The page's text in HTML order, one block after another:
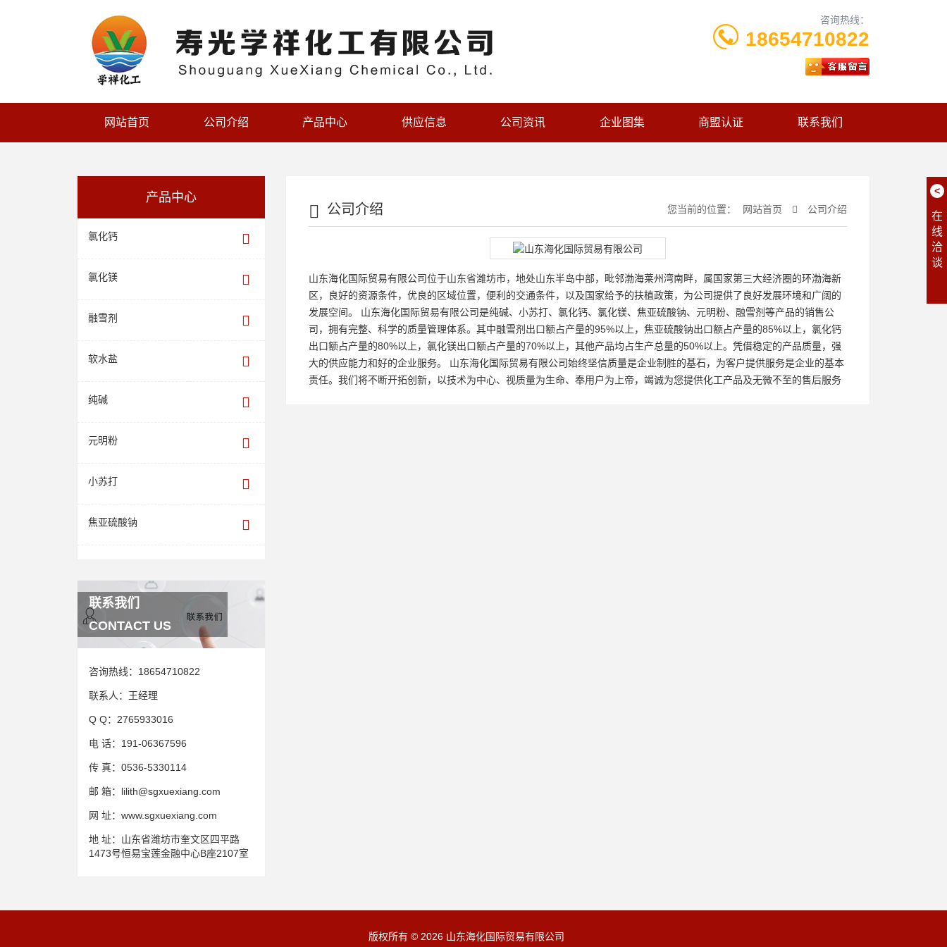
咨询热线：
18654710822
网站首页 公司介绍 产品中心 供应信息 公司资讯 企业图集 商盟认证 联系我们
产品中心
氯化钙
氯化镁
融雪剂
软水盐
纯碱
元明粉
小苏打
焦亚硫酸钠
联系我们
CONTACT US
咨询热线： 18654710822
联系人： 王经理
Q Q： 2765933016
电 话： 191-06367596
传 真： 0536-5330114
邮 箱： lilith@sgxuexiang.com
网 址： www.sgxuexiang.com
地 址： 山东省潍坊市奎文区四平路
1473号恒易宝莲金融中心B座2107室
公司介绍 您当前的位置： 网站首页 公司介绍
山东海化国际贸易有限公司位于山东省潍坊市，地处山东半岛中部，毗邻渤海莱州湾南畔，属国家第三大经济圈的环渤海新
区，良好的资源条件，优良的区域位置，便利的交通条件，以及国家给予的扶植政策，为公司提供了良好发展环境和广阔的
发展空间。 山东海化国际贸易有限公司是纯碱、小苏打、氯化钙、氯化镁、焦亚硫酸钠、元明粉、融雪剂等产品的销售公
司，拥有完整、科学的质量管理体系。其中融雪剂出口额占产量的95%以上，焦亚硫酸钠出口额占产量的85%以上，氯化钙
出口额占产量的80%以上，氯化镁出口额占产量的70%以上，其他产品均占生产总量的50%以上。凭借稳定的产品质量，强
大的供应能力和好的企业服务。 山东海化国际贸易有限公司始终坚信质量是企业制胜的基石，为客户提供服务是企业的基本
责任。我们将不断开拓创新，以技术为中心、视质量为生命、奉用户为上帝，竭诚为您提供化工产品及无微不至的售后服务
版权所有 © 2026 山东海化国际贸易有限公司
<
在
线
洽
谈